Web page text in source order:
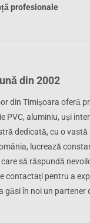
profesionale
din 2002
din Timișoara oferă
PVC, aluminiu, uși
dedicată, cu o vastă
lucrează
să răspundă
contactați pentru a
găsi în noi un partener